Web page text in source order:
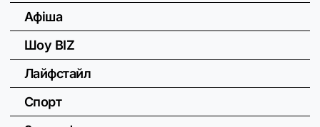
Афіша
Шоу BIZ
Лайфстайл
Спорт